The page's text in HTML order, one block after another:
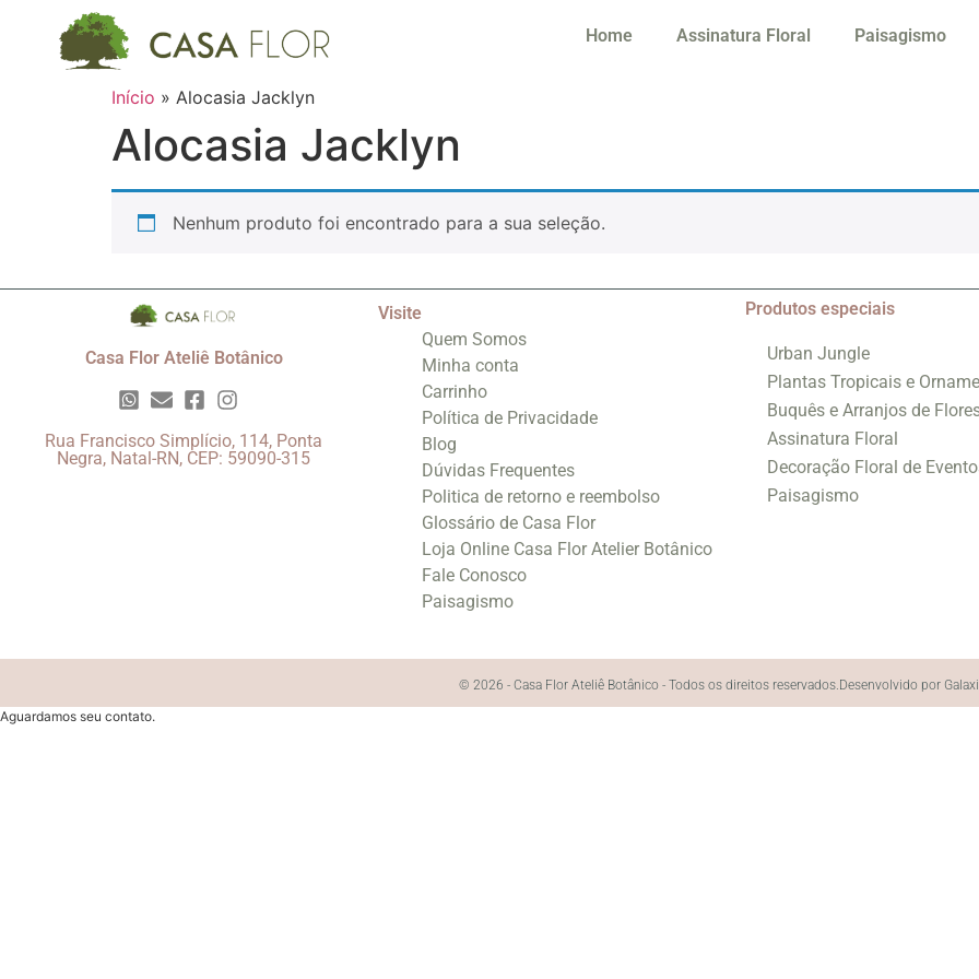
Home Assinatura Floral Paisagismo
Início » Alocasia Jacklyn
Alocasia Jacklyn
Nenhum produto foi encontrado para a sua seleção.
Casa Flor Ateliê Botânico
Rua Francisco Simplício, 114, Ponta
Negra, Natal-RN, CEP: 59090-315
Visite
Quem Somos
Minha conta
Carrinho
Política de Privacidade
Blog
Dúvidas Frequentes
Politica de retorno e reembolso
Glossário de Casa Flor
Loja Online Casa Flor Atelier Botânico
Fale Conosco
Paisagismo
Produtos especiais
Urban Jungle
Plantas Tropicais e
Buquês e Arranjos de
Assinatura Floral
Decoração Floral de
Paisagismo
© 2026 - Casa Flor Ateliê Botânico - Todos os direitos reservados.Desenvolvido por
Aguardamos seu contato.